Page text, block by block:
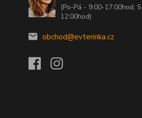
(Po-Pá - 9:00-17:00hod,
12:00hod)
obchod@evterinka.cz